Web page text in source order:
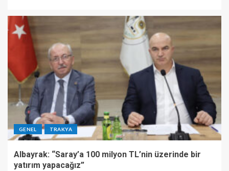
GENEL TRAKYA
Albayrak: “Saray’a 100 milyon TL’nin üzerinde bir
yatırım yapacağız”